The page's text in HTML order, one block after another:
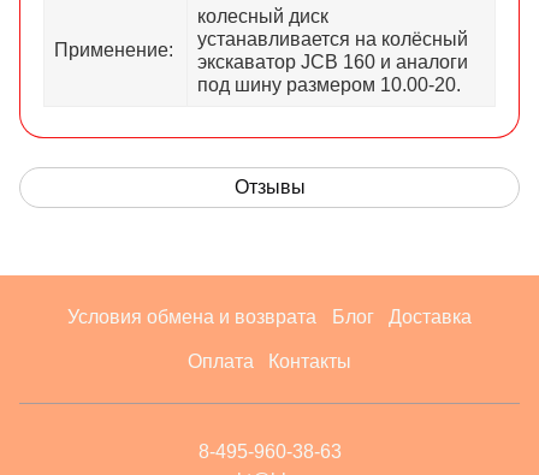
Применение:
колесный диск
устанавливается на колёсный
экскаватор JCB 160 и аналоги
под шину размером 10.00-20.
Отзывы
Условия обмена и возврата Блог Доставка
Оплата Контакты
8-495-960-38-63